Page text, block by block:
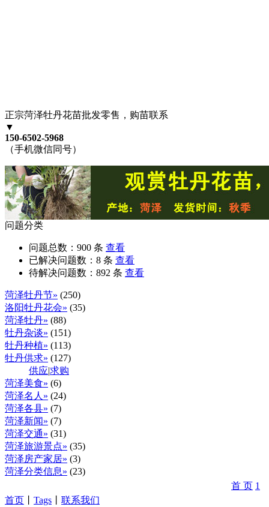
正宗菏泽牡丹花苗批发零售，购苗联系
▼
150-6502-5968
（手机微信同号）
问题分类
问题总数： 900 条 查看
已解决问题数： 8 条 查看
待解决问题数： 892 条 查看
菏泽牡丹节» (250)
洛阳牡丹花会» (35)
菏泽牡丹» (88)
牡丹杂谈» (151)
牡丹种植» (113)
牡丹供求» (127)
供应|求购
菏泽美食» (6)
菏泽名人» (24)
菏泽各县» (7)
菏泽新闻» (7)
菏泽交通» (31)
菏泽旅游景点» (35)
菏泽房产家居» (3)
菏泽分类信息» (23)
首 页 1
首页
Tags 联系我们